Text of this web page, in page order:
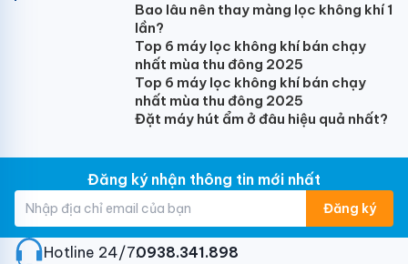
2A1N/FL25H9L-2A1B
1, Điều hòa thông minh hỗ trợ kết nối Wifi
2, Cảm biến cơ thể người dùng
3, Vận hành êm ái với độ ồn tối thiểu.
5, Màn hình led hiển thị.
6, Chế độ hẹn giờ.
7, Tự động khởi động lại với dòng điện thấp nhất
Bao lâu nên thay màng lọc không khí 1
lần?
Top 6 máy lọc không khí bán chạy
nhất mùa thu đông 2025
Top 6 máy lọc không khí bán chạy
nhất mùa thu đông 2025
Đặt máy hút ẩm ở đâu hiệu quả nhất?
Đăng ký nhận thông tin mới nhất
Đăng ký
Hotline 24/7:0938.341.898